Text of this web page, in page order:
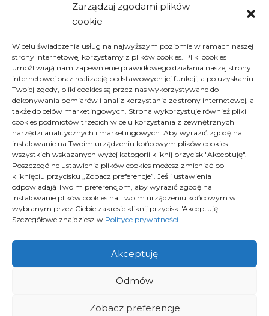
Zarządzaj zgodami plików
cookie
W celu świadczenia usług na najwyższym poziomie w ramach naszej
strony internetowej korzystamy z plików cookies. Pliki cookies
umożliwiają nam zapewnienie prawidłowego działania naszej strony
internetowej oraz realizację podstawowych jej funkcji, a po uzyskaniu
Twojej zgody, pliki cookies są przez nas wykorzystywane do
dokonywania pomiarów i analiz korzystania ze strony internetowej, a
także do celów marketingowych. Strona wykorzystuje również pliki
cookies podmiotów trzecich w celu korzystania z zewnętrznych
narzędzi analitycznych i marketingowych. Aby wyrazić zgodę na
instalowanie na Twoim urządzeniu końcowym plików cookies
wszystkich wskazanych wyżej kategorii kliknij przycisk "Akceptuję".
Poszczególne ustawienia plików cookies możesz zmieniać po
kliknięciu przycisku „Zobacz preferencje”. Jeśli ustawienia
odpowiadają Twoim preferencjom, aby wyrazić zgodę na
instalowanie plików cookies na Twoim urządzeniu końcowym w
wybranym przez Ciebie zakresie kliknij przycisk "Akceptuję".
Szczegółowe znajdziesz w Polityce prywatności.
Akceptuję
Odmów
Zobacz preferencje
Archiwa
Wybierz miesiąc
Archiwa
Polityka plików cookies (EU)
Polityka prywatności
Proximus - Wszelkie prawa zastrzeżone